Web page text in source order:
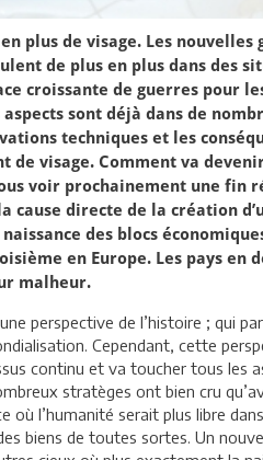
plus de visage. Les
de plus en plus dans des
croissante de guerres pour
sont déjà dans de
techniques et les
de visage. Comment va
voir prochainement une
directe de la création
des blocs
en Europe. Les pays
malheur.
perspective de l’histoire ; qui
Cependant, cette
continu et va toucher tous
stratèges ont bien cru
où l’humanité serait plus libre
biens de toutes sortes. Un